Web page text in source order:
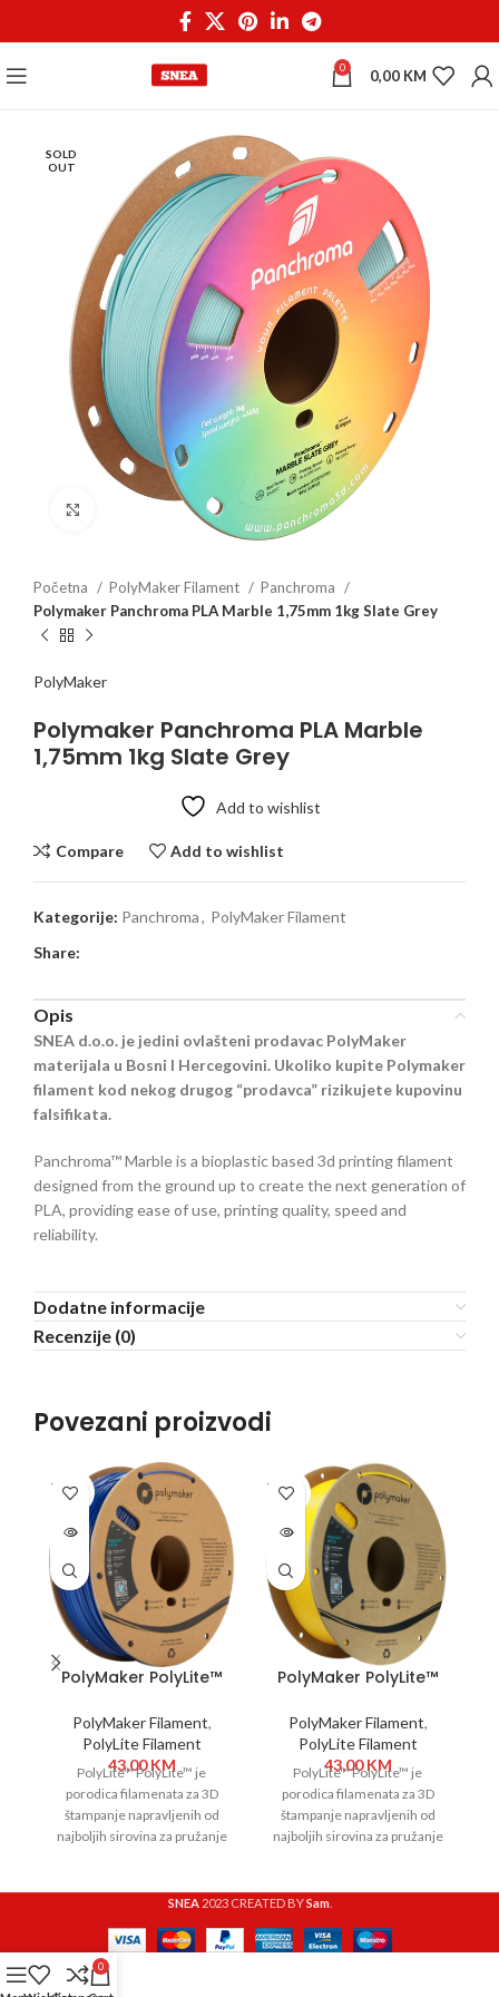
0 0,00 KM
SOLD
OUT
Click to enlarge
Početna PolyMaker Filament
Panchroma
Polymaker Panchroma PLA Marble 1,75mm 1kg Slate Grey
PolyMaker
Polymaker Panchroma PLA Marble
1,75mm 1kg Slate Grey
Add to wishlist
Compare Add to wishlist
Kategorije: Panchroma, PolyMaker Filament
Share:
Opis
SNEA d.o.o. je jedini ovlašteni prodavac PolyMaker
materijala u Bosni I Hercegovini. Ukoliko kupite Polymaker
filament kod nekog drugog “prodavca” rizikujete kupovinu
falsifikata.
Panchroma™ Marble is a bioplastic based 3d printing filament
designed from the ground up to create the next generation of
PLA, providing ease of use, printing quality, speed and
reliability.
Dodatne informacije
Recenzije (0)
Povezani proizvodi
SOLD
OUT
PolyMaker PolyLite™
PolyMaker Filament,
PolyLite Filament
43,00KM
PolyLite™ PolyLite™ je
porodica filamenata za 3D
štampanje napravljenih od
najboljih sirovina za pružanje
SOLD
OUT
PolyMaker PolyLite™
Yellow
PolyMaker Filament,
PolyLite Filament
43,00KM
PolyLite™ PolyLite™ je
porodica filamenata za 3D
štampanje napravljenih od
najboljih sirovina za pružanje
SNEA 2023 CREATED BYSam.
0